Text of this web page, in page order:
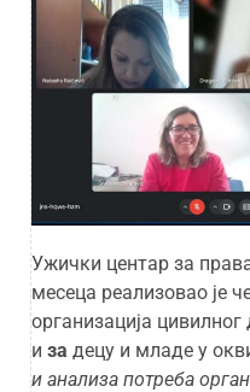
Ужички центар за
месеца реализовао је
организација
и за децу и младе у
и анализа потреба